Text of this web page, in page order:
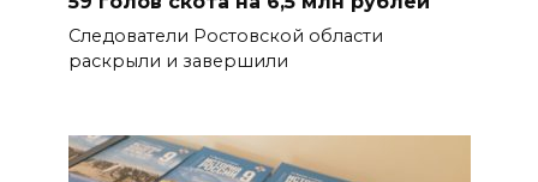
Следователи Ростовской области
раскрыли и завершили